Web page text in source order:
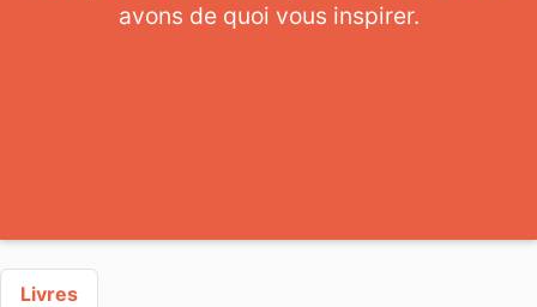
avons de quoi vous inspirer.
Livres